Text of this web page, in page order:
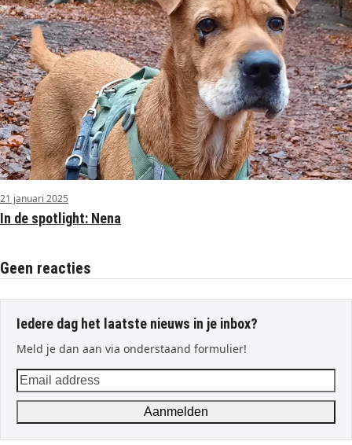
21 januari 2025
In de spotlight: Nena
Geen reacties
Iedere dag het laatste nieuws in je inbox?
Meld je dan aan via onderstaand formulier!
Email
address
Aanmelden